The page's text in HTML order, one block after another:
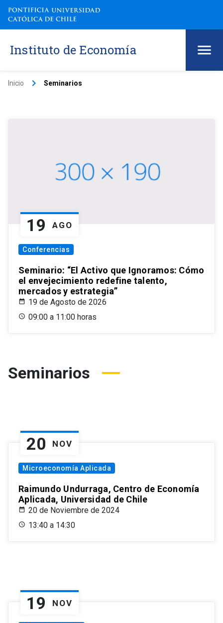
Instituto de Economía
Inicio keyboard_arrow_right Seminarios
19 AGO
Conferencias
Seminario: “El Activo que Ignoramos: Cómo
el envejecimiento redefine talento,
mercados y estrategia”
19 de Agosto de 2026
09:00 a 11:00 horas
Seminarios
20 NOV
Microeconomía Aplicada
Raimundo Undurraga, Centro de Economía
Aplicada, Universidad de Chile
20 de Noviembre de 2024
13:40 a 14:30
19 NOV